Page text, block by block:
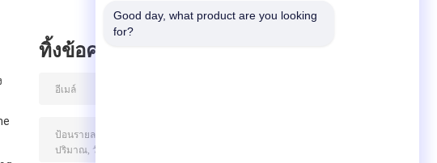
ทิ้งข้อความไว้
Good day, what product are you looking
for?